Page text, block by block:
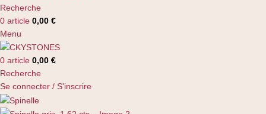
Recherche
0 article 0,00 €
Menu
0 article 0,00 €
Recherche
Se connecter / S'inscrire